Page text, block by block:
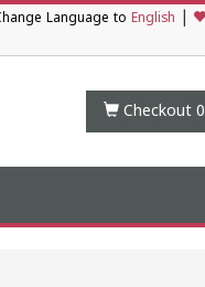
Language to English
Checkout 0